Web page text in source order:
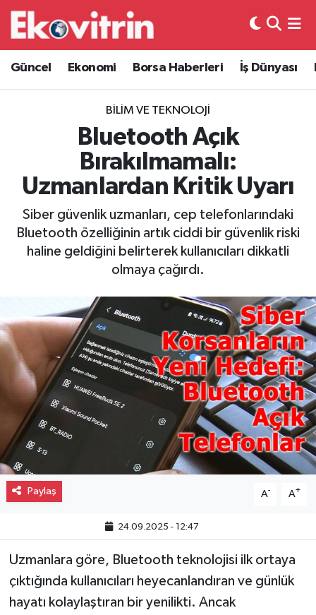
Güncel Ekonomi Borsa Haberleri İş Dünyası
BILIM VE TEKNOLOJI
Bluetooth Açık
Bırakılmamalı:
Uzmanlardan Kritik Uyarı
Siber güvenlik uzmanları, cep telefonlarındaki
Bluetooth özelliğinin artık ciddi bir güvenlik riski
haline geldiğini belirterek kullanıcıları dikkatli
olmaya çağırdı.
Paylaş A- A+
24.09.2025 - 12:47
Uzmanlara göre, Bluetooth teknolojisi ilk ortaya
çıktığında kullanıcıları heyecanlandıran ve günlük
hayatı kolaylaştıran bir yenilikti. Ancak
Güncel
Ekonomi
Borsa Haberleri
İş Dünyası
Lojistik
Otovitrin
Magazin
Gayrimenkul
Spor
Eğitim
Hava Durumu
Trafik Durumu
Süper Lig Puan Durumu ve Fikstür
Tüm Manşetler
Son Dakika Haberleri
Haber Arşivi